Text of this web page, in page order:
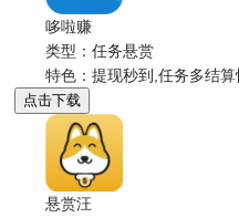
哆啦赚
类型：任务悬赏
特色：提现秒到,任务多结算
点击下载
悬赏汪